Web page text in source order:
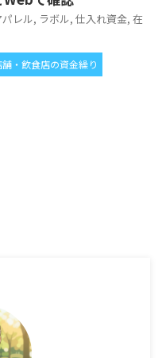
パレル, ラボル, 仕入れ資金, 在
舗・飲食店の資金繰り